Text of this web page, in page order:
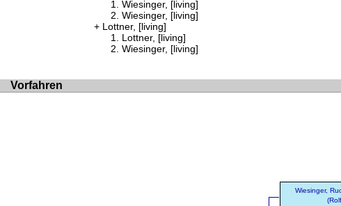
Wiesinger, [living]
Wiesinger, [living]
Lottner, [living]
Lottner, [living]
Wiesinger, [living]
Vorfahren
Wiesinger,